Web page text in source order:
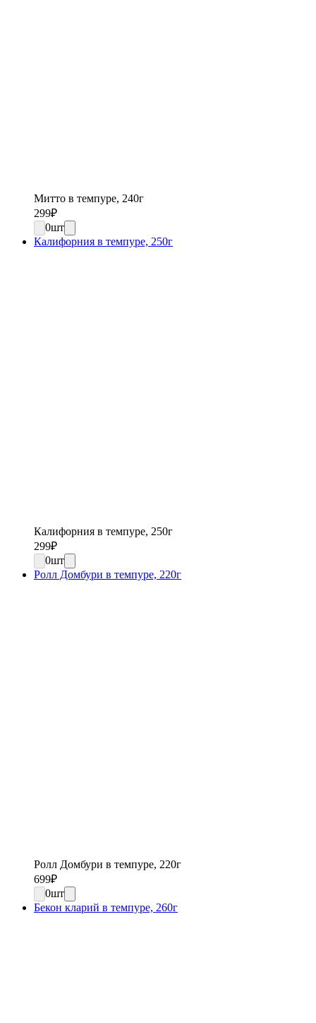
Митто в темпуре, 240г
299₽
0шт
Калифорния в темпуре, 250г
Калифорния в темпуре, 250г
299₽
0шт
Ролл Домбури в темпуре, 220г
Ролл Домбури в темпуре, 220г
699₽
0шт
Бекон кларий в темпуре, 260г